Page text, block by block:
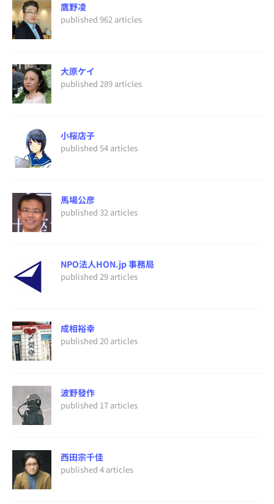
鷹野凌
published 962 articles
大原ケイ
published 289 articles
小桜店子
published 54 articles
馬場公彦
published 32 articles
NPO法人HON.jp 事務局
published 29 articles
成相裕幸
published 20 articles
波野發作
published 17 articles
西田宗千佳
published 4 articles